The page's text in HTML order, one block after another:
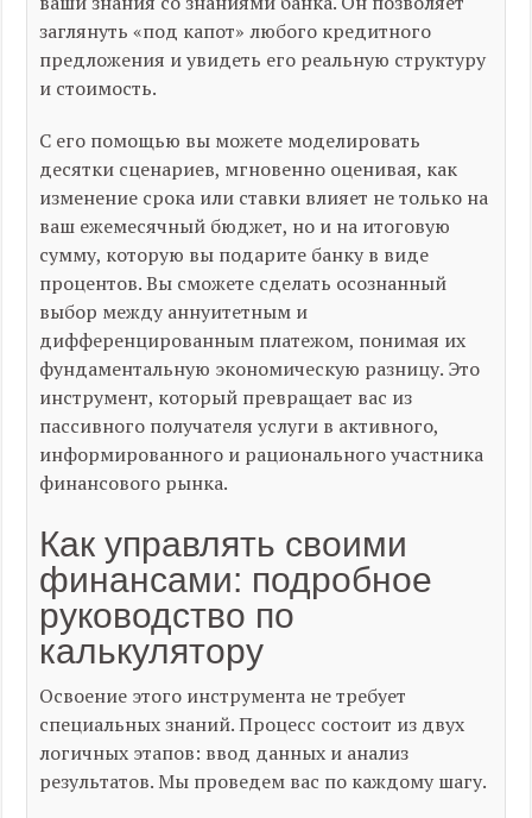
заглянуть «под капот» любого кредитного
предложения и увидеть его реальную структуру
и стоимость.
С его помощью вы можете моделировать
десятки сценариев, мгновенно оценивая, как
изменение срока или ставки влияет не только на
ваш ежемесячный бюджет, но и на итоговую
сумму, которую вы подарите банку в виде
процентов. Вы сможете сделать осознанный
выбор между аннуитетным и
дифференцированным платежом, понимая их
фундаментальную экономическую разницу. Это
инструмент, который превращает вас из
пассивного получателя услуги в активного,
информированного и рационального участника
финансового рынка.
Как управлять своими
финансами: подробное
руководство по
калькулятору
Освоение этого инструмента не требует
специальных знаний. Процесс состоит из двух
логичных этапов: ввод данных и анализ
результатов. Мы проведем вас по каждому шагу.